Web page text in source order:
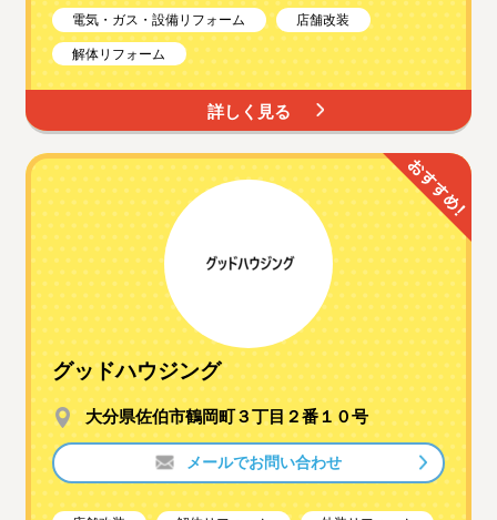
電気・ガス・設備リフォーム 店舗改装
解体リフォーム
詳しく見る
グッドハウジング
大分県佐伯市鶴岡町３丁目２番１０号
メールでお問い合わせ